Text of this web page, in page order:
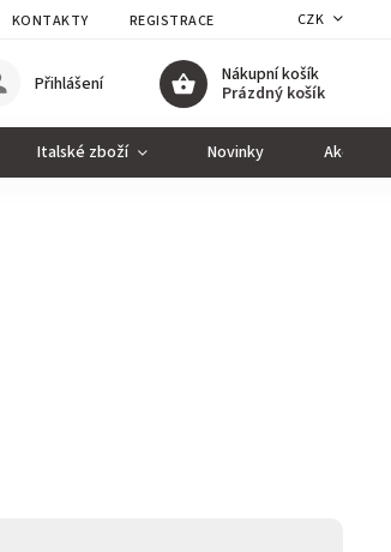
KONTAKTY REGISTRACE CZK
Nákupní košík
Prázdný košík
Přihlášení
Italské zboží Novinky Akce